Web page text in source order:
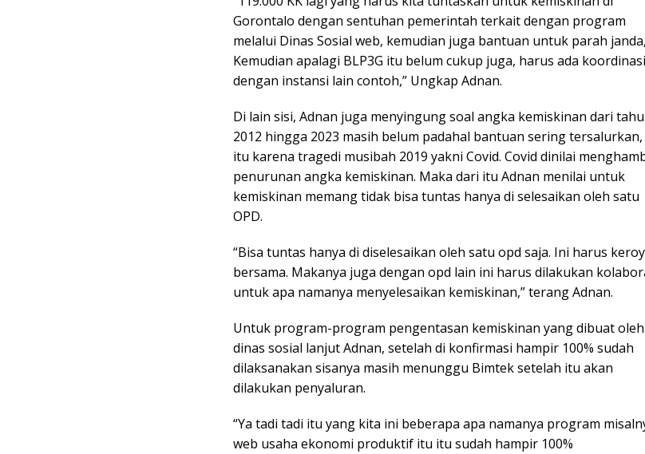
Gorontalo dengan sentuhan pemerintah terkait dengan program
melalui Dinas Sosial web, kemudian juga bantuan untuk parah janda,
Kemudian apalagi BLP3G itu belum cukup juga, harus ada koordinasi
dengan instansi lain contoh,” Ungkap Adnan.
Di lain sisi, Adnan juga menyingung soal angka kemiskinan dari
2012 hingga 2023 masih belum padahal bantuan sering tersalurkan,
itu karena tragedi musibah 2019 yakni Covid. Covid dinilai
penurunan angka kemiskinan. Maka dari itu Adnan menilai untuk
kemiskinan memang tidak bisa tuntas hanya di selesaikan oleh satu
OPD.
“Bisa tuntas hanya di diselesaikan oleh satu opd saja. Ini harus
bersama. Makanya juga dengan opd lain ini harus dilakukan
untuk apa namanya menyelesaikan kemiskinan,” terang Adnan.
Untuk program-program pengentasan kemiskinan yang dibuat oleh
dinas sosial lanjut Adnan, setelah di konfirmasi hampir 100% sudah
dilaksanakan sisanya masih menunggu Bimtek setelah itu akan
dilakukan penyaluran.
“Ya tadi tadi itu yang kita ini beberapa apa namanya program
web usaha ekonomi produktif itu itu sudah hampir 100%